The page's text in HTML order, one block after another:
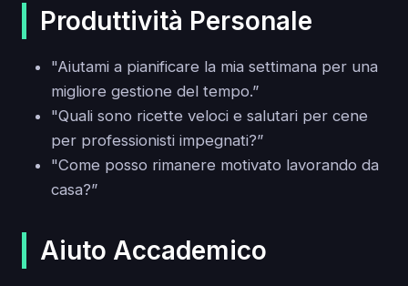
Produttività Personale
"Aiutami a pianificare la mia settimana per una
migliore gestione del tempo.”
"Quali sono ricette veloci e salutari per cene
per professionisti impegnati?”
"Come posso rimanere motivato lavorando da
casa?”
Aiuto Accademico